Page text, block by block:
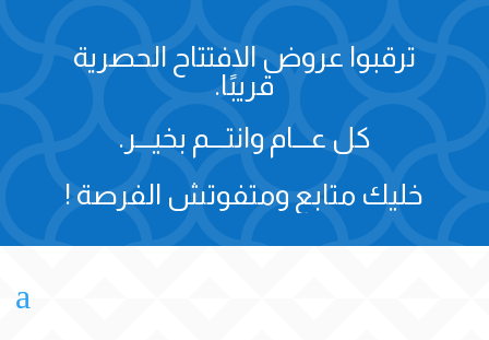
ترقبوا عروض الافتتاح الحصرية
قريبًا.
كل عـــام وانتـــم بخيـــر.
خليك متابع ومتفوتش الفرصة !
a